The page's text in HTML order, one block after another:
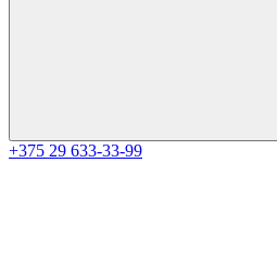
+375 29 633-33-99